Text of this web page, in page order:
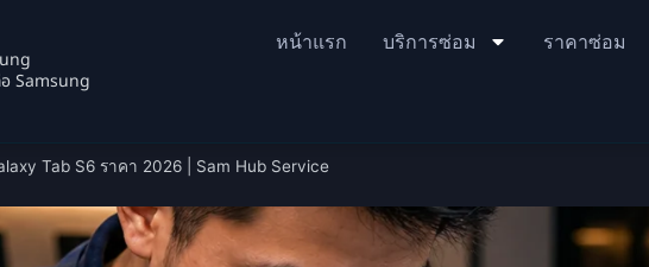
Samsung
หน้าแรก บริการซ่อม ราคาซ่อม
Tab S6 ราคา 2026 | Sam Hub Service